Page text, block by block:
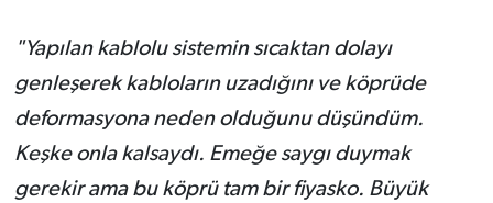
"Yapılan kablolu sistemin sıcaktan dolayı
genleşerek kabloların uzadığını ve köprüde
deformasyona neden olduğunu düşündüm.
Keşke onla kalsaydı. Emeğe saygı duymak
gerekir ama bu köprü tam bir fiyasko. Büyük